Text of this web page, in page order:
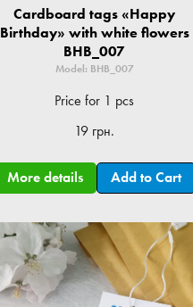
Cardboard tags «Happy
Birthday» with white flowers
BHB_007
Model: BHB_007
Price for 1 pcs
19 грн.
More details Add to Cart